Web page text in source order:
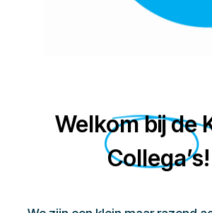
Welkom bij de
Collega’s!